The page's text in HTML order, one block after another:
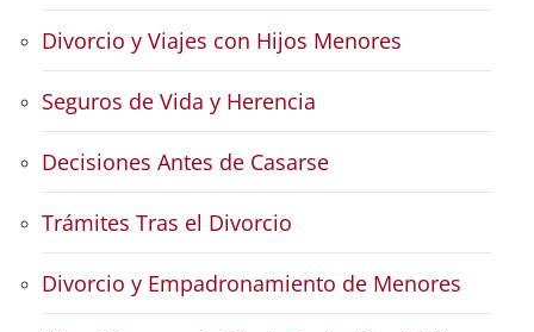
Divorcio y Viajes con Hijos Menores
Seguros de Vida y Herencia
Decisiones Antes de Casarse
Trámites Tras el Divorcio
Divorcio y Empadronamiento de Menores